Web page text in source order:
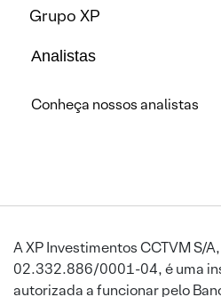
Grupo XP
Analistas
Conheça nossos analistas
A XP Investimentos CCTVM S/
02.332.886/0001-04, é uma
autorizada a funcionar pelo